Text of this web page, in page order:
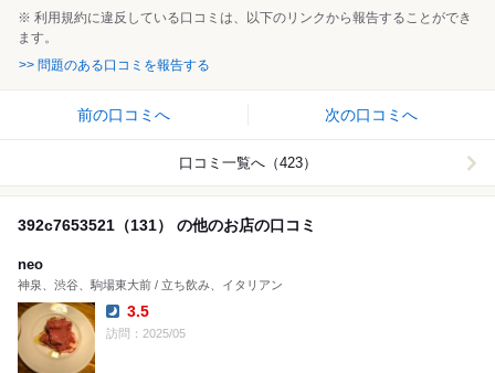
※ 利用規約に違反している口コミは、以下のリンクから報告することができ
ます。
>> 問題のある口コミを報告する
前の口コミへ 次の口コミへ
口コミ一覧へ（423）
392c7653521（131） の他のお店の口コミ
neo
神泉、渋谷、駒場東大前 / 立ち飲み、イタリアン
Dinner:
3.5
訪問：2025/05